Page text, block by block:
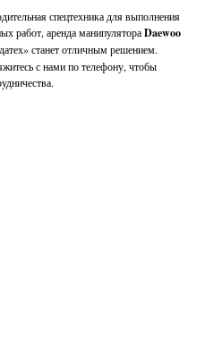
спецтехника для выполнения
работ, аренда манипулятораDaewoo
станет отличным решением.
с нами по телефону, чтобы